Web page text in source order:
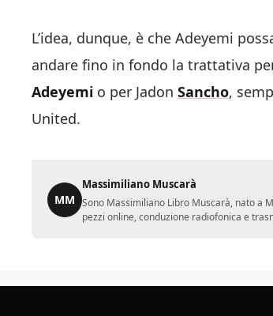
L’idea, dunque, è che Adeyemi
andare fino in fondo la trattativa
Adeyemi o per Jadon Sancho,
United.
MM
Massimiliano Muscarà
Sono Massimiliano Libro Muscarà, nato a
pezzi online, conduzione radiofonica e